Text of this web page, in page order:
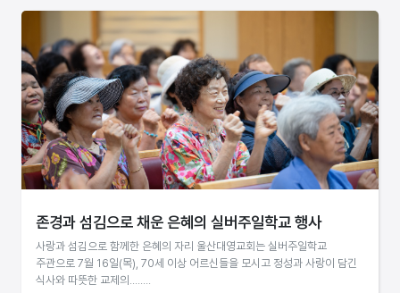
존경과 섬김으로 채운 은혜의 실버주일학교 행사
사랑과 섬김으로 함께한 은혜의 자리 울산대영교회는 실버주일학교
주관으로 7월 16일(목), 70세 이상 어르신들을 모시고 정성과 사랑이 담긴
식사와 따뜻한 교제의........